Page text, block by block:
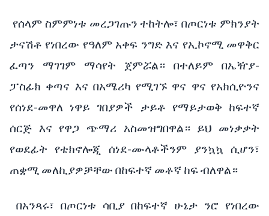
የሰላም ስምምነቱ መረጋገጡን ተከትሎ፣ በጦርነቱ ምክንያት
ታናሽቶ የነበረው የዓለም አቀፍ ንግድ እና የኢኮኖሚ መዋቅር
ፈጣን ማገገም ማሳየት ጀምሯል። በተለይም በኤዥያ-
ፓስፊክ ቀጣና እና በአሜሪካ የሚገኙ ዋና ዋና የአክሲዮንና
የሰነደ-መዋለ ነዋይ ገበያዎች ታይቶ የማይታወቅ ከፍተኛ
ሰርጅ እና የዋጋ ጭማሪ አስመዝግበዋል። ይህ መነቃቃት
የወደፊት የቴክኖሎጂ ሰነደ-ሙላቶችንም ያንኳኳ ሲሆን፣
ጠቋሚ መለኪያዎቻቸው በከፍተኛ መቶኛ ከፍ ብለዋል።
በአንጻሩ፣ በጦርነቱ ሳቢያ በከፍተኛ ሁኔታ ንሮ የነበረው